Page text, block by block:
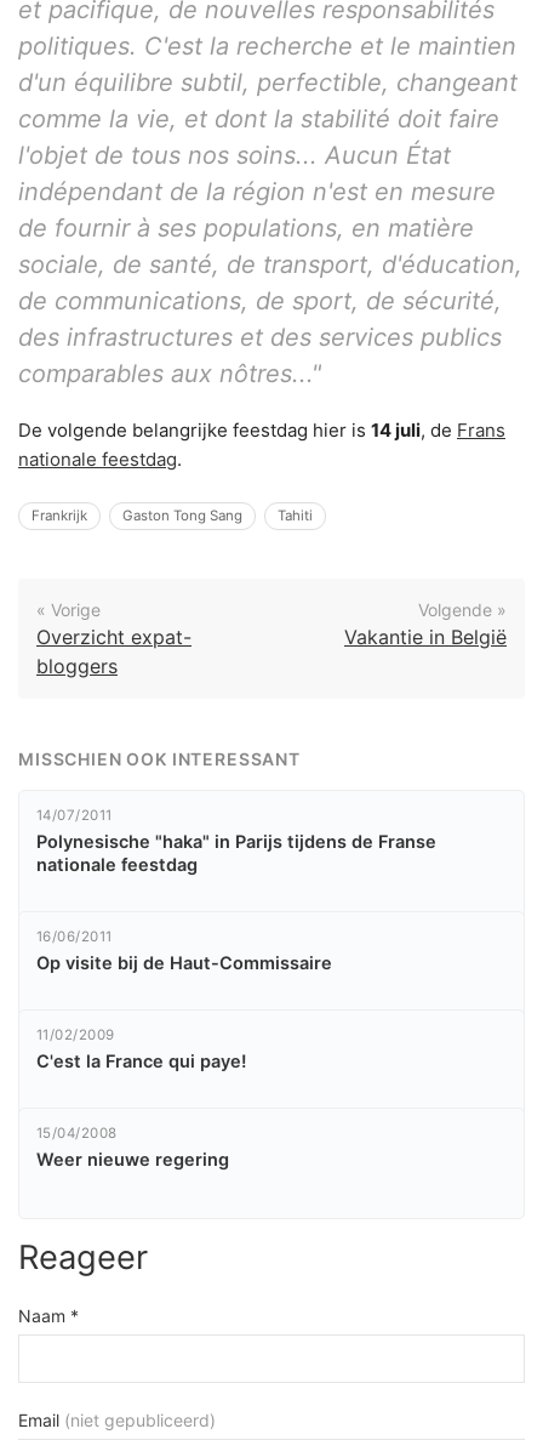
et pacifique, de nouvelles responsabilités
politiques. C'est la recherche et le maintien
d'un équilibre subtil, perfectible, changeant
comme la vie, et dont la stabilité doit faire
l'objet de tous nos soins... Aucun État
indépendant de la région n'est en mesure
de fournir à ses populations, en matière
sociale, de santé, de transport, d'éducation,
de communications, de sport, de sécurité,
des infrastructures et des services publics
comparables aux nôtres..."
De volgende belangrijke feestdag hier is 14 juli, de Frans
nationale feestdag.
Frankrijk Gaston Tong Sang Tahiti
« Vorige
Overzicht expat-
bloggers
Volgende »
Vakantie in België
MISSCHIEN OOK INTERESSANT
14/07/2011
Polynesische "haka" in Parijs tijdens de Franse
nationale feestdag
16/06/2011
Op visite bij de Haut-Commissaire
11/02/2009
C'est la France qui paye!
15/04/2008
Weer nieuwe regering
Reageer
Naam *
Email (niet gepubliceerd)